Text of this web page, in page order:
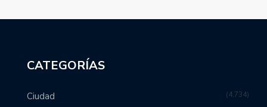
CATEGORÍAS
Ciudad 4,734